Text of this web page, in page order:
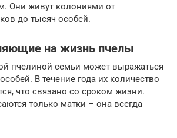
Они живут колониями от
до тысяч особей.
на жизнь пчелы
пчелиной семьи может выражаться
В течение года их количество
что связано со сроком жизни.
только матки – она всегда